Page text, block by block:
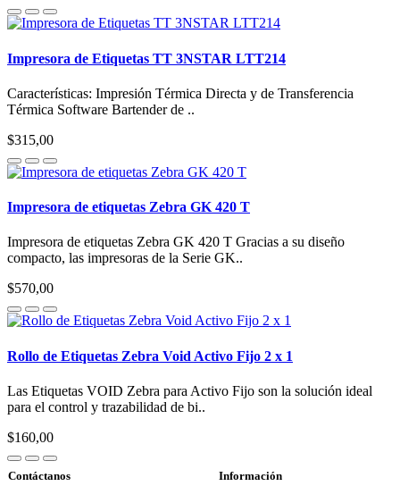
Impresora de Etiquetas TT 3NSTAR LTT214
Características: Impresión Térmica Directa y de Transferencia
Térmica Software Bartender de ..
$315,00
Impresora de etiquetas Zebra GK 420 T
Impresora de etiquetas Zebra GK 420 T Gracias a su diseño
compacto, las impresoras de la Serie GK..
$570,00
Rollo de Etiquetas Zebra Void Activo Fijo 2 x 1
Las Etiquetas VOID Zebra para Activo Fijo son la solución ideal
para el control y trazabilidad de bi..
$160,00
Contáctanos Información